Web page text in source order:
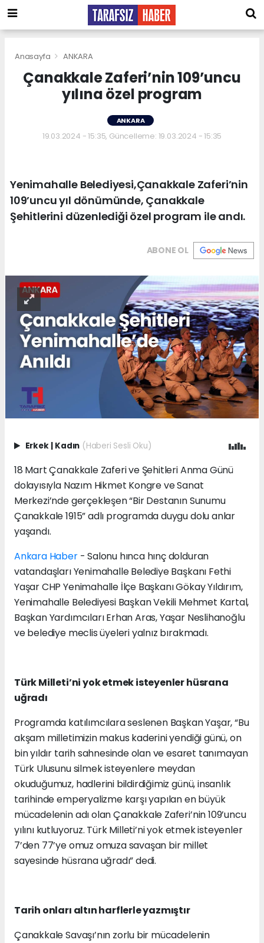
Anasayfa ANKARA
Çanakkale Zaferi’nin 109’uncu
yılına özel program
ANKARA
19.03.2024 - 15:35, Güncelleme: 19.03.2024 - 15:35
Yenimahalle Belediyesi,Çanakkale Zaferi’nin
109’uncu yıl dönümünde, Çanakkale
Şehitlerini düzenlediği özel program ile andı.
ABONE OL
Erkek | Kadın (Haberi Sesli Oku)
18 Mart Çanakkale Zaferi ve Şehitleri Anma Günü
dolayısıyla Nazım Hikmet Kongre ve Sanat
Merkezi’nde gerçekleşen “Bir Destanın Sunumu
Çanakkale 1915” adlı programda duygu dolu anlar
yaşandı.
Ankara Haber- Salonu hınca hınç dolduran
vatandaşları Yenimahalle Belediye Başkanı Fethi
Yaşar CHP Yenimahalle İlçe Başkanı Gökay Yıldırım,
Yenimahalle Belediyesi Başkan Vekili Mehmet Kartal,
Başkan Yardımcıları Erhan Aras, Yaşar Neslihanoğlu
ve belediye meclis üyeleri yalnız bırakmadı.
Türk Milleti’ni yok etmek isteyenler hüsrana
uğradı
Programda katılımcılara seslenen Başkan Yaşar, “Bu
akşam milletimizin makus kaderini yendiği günü, on
bin yıldır tarih sahnesinde olan ve esaret tanımayan
Türk Ulusunu silmek isteyenlere meydan
okuduğumuz, hadlerini bildirdiğimiz günü, insanlık
tarihinde emperyalizme karşı yapılan en büyük
mücadelenin adı olan Çanakkale Zaferi’nin 109’uncu
yılını kutluyoruz. Türk Milleti’ni yok etmek isteyenler
7’den 77’ye omuz omuza savaşan bir millet
sayesinde hüsrana uğradı” dedi.
Tarih onları altın harflerle yazmıştır
Çanakkale Savaşı’nın zorlu bir mücadelenin